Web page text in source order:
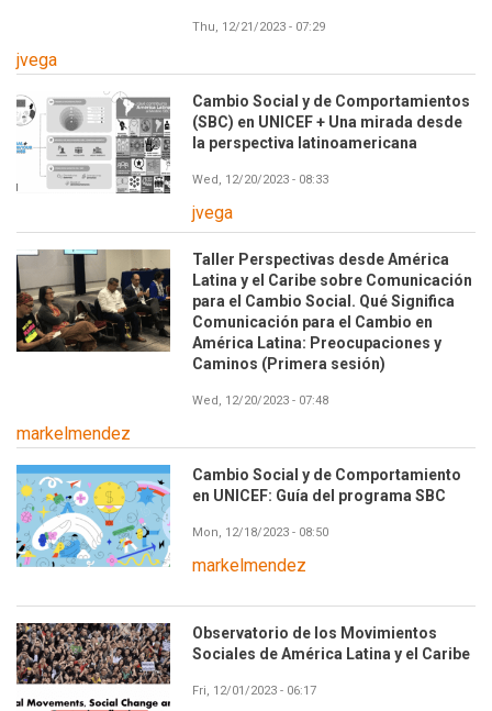
Thu, 12/21/2023 - 07:29
jvega
Cambio Social y de Comportamientos
(SBC) en UNICEF + Una mirada desde
la perspectiva latinoamericana
Wed, 12/20/2023 - 08:33
jvega
Taller Perspectivas desde América
Latina y el Caribe sobre Comunicación
para el Cambio Social. Qué Significa
Comunicación para el Cambio en
América Latina: Preocupaciones y
Caminos (Primera sesión)
Wed, 12/20/2023 - 07:48
markelmendez
Cambio Social y de Comportamiento
en UNICEF: Guía del programa SBC
Mon, 12/18/2023 - 08:50
markelmendez
Observatorio de los Movimientos
Sociales de América Latina y el Caribe
Fri, 12/01/2023 - 06:17